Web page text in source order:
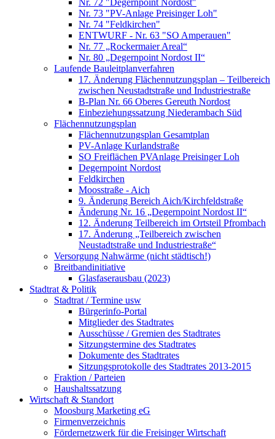
Nr. 72 "Degernpoint Nordost"
Nr. 73 "PV-Anlage Preisinger Loh"
Nr. 74 "Feldkirchen"
ENTWURF - Nr. 63 "SO Amperauen"
Nr. 77 „Rockermaier Areal“
Nr. 80 „Degernpoint Nordost II“
Laufende Bauleitplanverfahren
17. Änderung Flächennutzungsplan – Teilbereich
zwischen Neustadtstraße und Industriestraße
B-Plan Nr. 66 Oberes Gereuth Nordost
Einbeziehungssatzung Niederambach Süd
Flächennutzungsplan
Flächennutzungsplan Gesamtplan
PV-Anlage Kurlandstraße
SO Freiflächen PV­Anlage Preisinger Loh
Degernpoint Nordost
Feldkirchen
Moosstraße - Aich
9. Änderung Bereich Aich/Kirchfeldstraße
Änderung Nr. 16 „Degernpoint Nordost II“
12. Änderung Teilbereich im Ortsteil Pfrombach
17. Änderung „Teilbereich zwischen
Neustadtstraße und Industriestraße“
Versorgung Nahwärme (nicht städtisch!)
Breitbandinitiative
Glasfaserausbau (2023)
Stadtrat & Politik
Stadtrat / Termine usw
Bürgerinfo-Portal
Mitglieder des Stadtrates
Ausschüsse / Gremien des Stadtrates
Sitzungstermine des Stadtrates
Dokumente des Stadtrates
Sitzungsprotokolle des Stadtrates 2013-2015
Fraktion / Parteien
Haushaltssatzung
Wirtschaft & Standort
Moosburg Marketing eG
Firmenverzeichnis
Fördernetzwerk für die Freisinger Wirtschaft